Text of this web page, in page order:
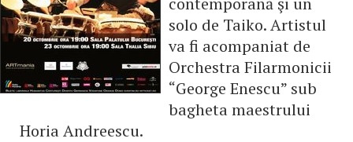
solo de Taiko. Artistul
va fi acompaniat de
Orchestra Filarmonicii
“George Enescu” sub
bagheta maestrului
Horia Andreescu.